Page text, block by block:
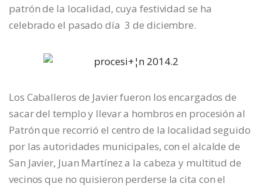
patrón de la localidad, cuya festividad se ha
celebrado el pasado día 3 de diciembre.
Los Caballeros de Javier fueron los encargados de
sacar del templo y llevar a hombros en procesión al
Patrón que recorrió el centro de la localidad seguido
por las autoridades municipales, con el alcalde de
San Javier, Juan Martínez a la cabeza y multitud de
vecinos que no quisieron perderse la cita con el